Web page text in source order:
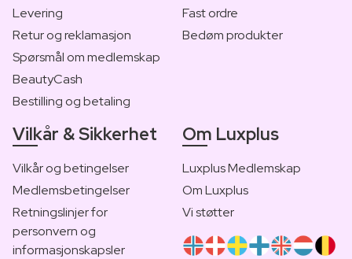
Levering
Retur og reklamasjon
Spørsmål om medlemskap
BeautyCash
Bestilling og betaling
Fast ordre
Bedøm produkter
Vilkår & Sikkerhet
Vilkår og betingelser
Medlemsbetingelser
Retningslinjer for
personvern og
informasjonskapsler
Om Luxplus
Luxplus Medlemskap
Om Luxplus
Vi støtter